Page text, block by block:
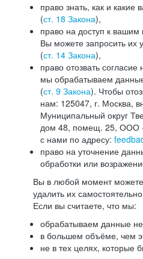
право знать, как и
(ст. 18 Закона),
право на доступ к
Вы можете запросить их
(ст. 14 Закона),
право отозвать согласие
мы обрабатываем
(ст. 9 Закона). Чтобы
нам: 125047, г. Москва,
Муниципальный округ
дом 48, помещ. 25, ООО
с нами по адресу:
право на уточнение
обработки или
Вы в любой момент
удалить их
Если вы считаете, что мы:
обрабатываем данные
в большем объёме, чем
не в тех целях, которые